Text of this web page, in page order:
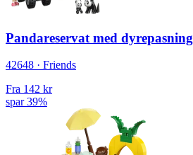
Pandareservat med dyrepasning
42648 · Friends
Fra 142 kr
spar 39%